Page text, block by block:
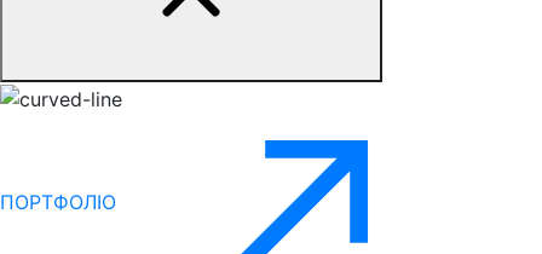
ПОРТФОЛІО